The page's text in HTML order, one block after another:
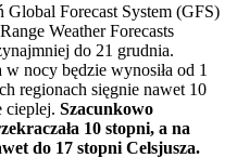
Forecast System (GFS)
Weather Forecasts
do 21 grudnia.
nocy będzie wynosiła od 1
regionach sięgnie nawet 10
cieplej. Szacunkowo
10 stopni, a na
do 17 stopni Celsjusza.